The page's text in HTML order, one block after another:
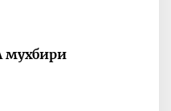
мухбири